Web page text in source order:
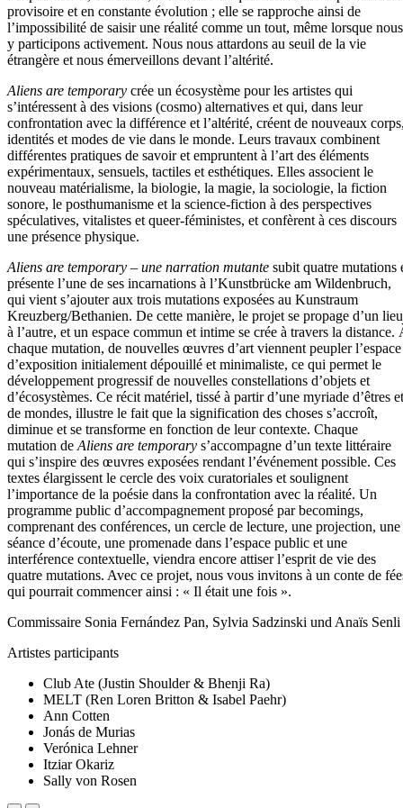
provisoire et en constante évolution ; elle se rapproche ainsi de
l’impossibilité de saisir une réalité comme un tout, même lorsque nous
y participons activement. Nous nous attardons au seuil de la vie
étrangère et nous émerveillons devant l’altérité.
Aliens are temporary crée un écosystème pour les artistes qui
s’intéressent à des visions (cosmo) alternatives et qui, dans leur
confrontation avec la différence et l’altérité, créent de nouveaux
identités et modes de vie dans le monde. Leurs travaux combinent
différentes pratiques de savoir et empruntent à l’art des éléments
expérimentaux, sensuels, tactiles et esthétiques. Elles associent le
nouveau matérialisme, la biologie, la magie, la sociologie, la fiction
sonore, le posthumanisme et la science-fiction à des perspectives
spéculatives, vitalistes et queer-féministes, et confèrent à ces discours
une présence physique.
Aliens are temporary – une narration mutante subit quatre mutations
présente l’une de ses incarnations à l’Kunstbrücke am Wildenbruch,
qui vient s’ajouter aux trois mutations exposées au Kunstraum
Kreuzberg/Bethanien. De cette manière, le projet se propage d’un lieu
à l’autre, et un espace commun et intime se crée à travers la distance.
chaque mutation, de nouvelles œuvres d’art viennent peupler l’espace
d’exposition initialement dépouillé et minimaliste, ce qui permet le
développement progressif de nouvelles constellations d’objets et
d’écosystèmes. Ce récit matériel, tissé à partir d’une myriade d’êtres et
de mondes, illustre le fait que la signification des choses s’accroît,
diminue et se transforme en fonction de leur contexte. Chaque
mutation de Aliens are temporary s’accompagne d’un texte littéraire
qui s’inspire des œuvres exposées rendant l’événement possible. Ces
textes élargissent le cercle des voix curatoriales et soulignent
l’importance de la poésie dans la confrontation avec la réalité. Un
programme public d’accompagnement proposé par becomings,
comprenant des conférences, un cercle de lecture, une projection, une
séance d’écoute, une promenade dans l’espace public et une
interférence contextuelle, viendra encore attiser l’esprit de vie des
quatre mutations. Avec ce projet, nous vous invitons à un conte de
qui pourrait commencer ainsi : « Il était une fois ».
Commissaire Sonia Fernández Pan, Sylvia Sadzinski und Anaïs Senli
Artistes participants
Club Ate (Justin Shoulder & Bhenji Ra)
MELT (Ren Loren Britton & Isabel Paehr)
Ann Cotten
Jonás de Murias
Verónica Lehner
Itziar Okariz
Sally von Rosen